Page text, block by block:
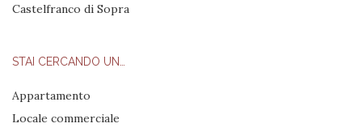
Castelfranco di Sopra
STAI CERCANDO UN…
Appartamento
Locale commerciale